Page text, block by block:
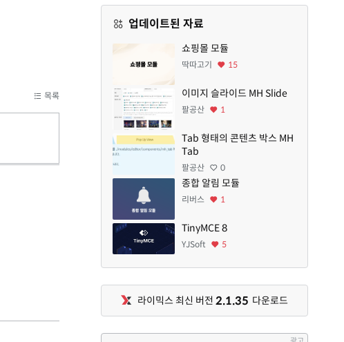
목록
업데이트된 자료
쇼핑몰 모듈
딱따고기 15
이미지 슬라이드 MH Slide
팔공산 1
Tab 형태의 콘텐츠 박스 MH
Tab
팔공산 0
종합 알림 모듈
리버스 1
TinyMCE 8
YJSoft 5
라이믹스 최신 버전 2.1.35 다운로드